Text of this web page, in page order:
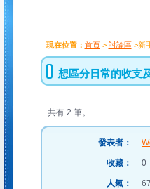
現在位置： 首頁> 討論區>新
想區分日常的收支
共有 2 筆。
發表者：
收藏： 0
人氣：